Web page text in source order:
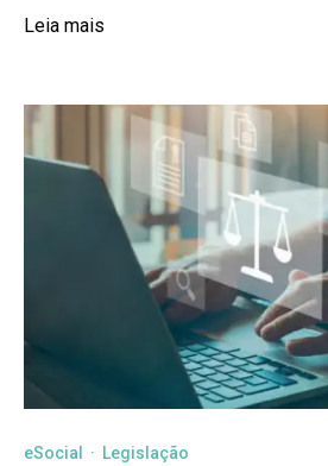
Leia mais
eSocial · Legislação